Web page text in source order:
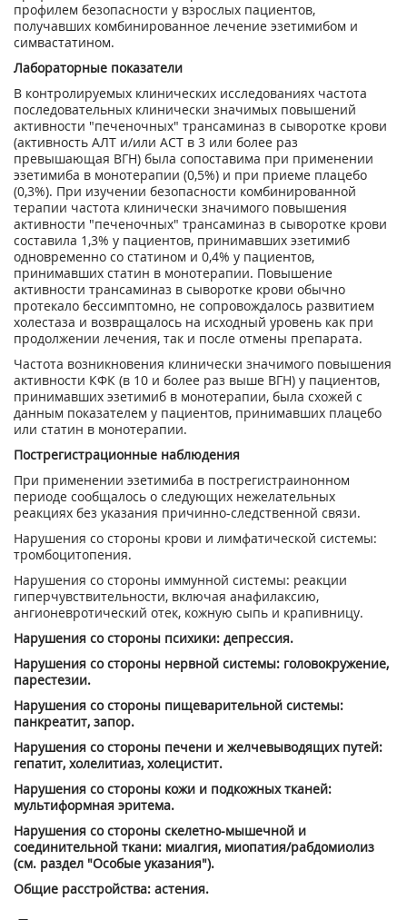
профилем безопасности у взрослых пациентов,
получавших комбинированное лечение эзетимибом и
симвастатином.
Лабораторные показатели
В контролируемых клинических исследованиях частота
последовательных клинически значимых повышений
активности "печеночных" трансаминаз в сыворотке крови
(активность АЛТ и/или ACT в 3 или более раз
превышающая ВГН) была сопоставима при применении
эзетимиба в монотерапии (0,5%) и при приеме плацебо
(0,3%). При изучении безопасности комбинированной
терапии частота клинически значимого повышения
активности "печеночных" трансаминаз в сыворотке крови
составила 1,3% у пациентов, принимавших эзетимиб
одновременно со статином и 0,4% у пациентов,
принимавших статин в монотерапии. Повышение
активности трансаминаз в сыворотке крови обычно
протекало бессимптомно, не сопровождалось развитием
холестаза и возвращалось на исходный уровень как при
продолжении лечения, так и после отмены препарата.
Частота возникновения клинически значимого повышения
активности КФК (в 10 и более раз выше ВГН) у пациентов,
принимавших эзетимиб в монотерапии, была схожей с
данным показателем у пациентов, принимавших плацебо
или статин в монотерапии.
Пострегистрационные наблюдения
При применении эзетимиба в пострегистраинонном
периоде сообщалось о следующих нежелательных
реакциях без указания причинно-следственной связи.
Нарушения со стороны крови и лимфатической системы:
тромбоцитопения.
Нарушения со стороны иммунной системы: реакции
гиперчувствительности, включая анафилаксию,
ангионевротический отек, кожную сыпь и крапивницу.
Нарушения со стороны психики: депрессия.
Нарушения со стороны нервной системы: головокружение,
парестезии.
Нарушения со стороны пищеварительной системы:
панкреатит, запор.
Нарушения со стороны печени и желчевыводящих путей:
гепатит, холелитиаз, холецистит.
Нарушения со стороны кожи и подкожных тканей:
мультиформная эритема.
Нарушения со стороны скелетно-мышечной и
соединительной ткани: миалгия, миопатия/рабдомиолиз
(см. раздел "Особые указания").
Общие расстройства: астения.